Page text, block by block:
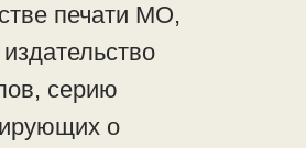
печати МО,
серию
о